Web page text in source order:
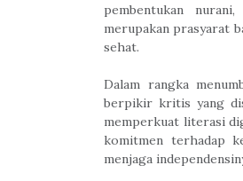
pembentukan
merupakan prasyarat
sehat.
Dalam rangka
berpikir kritis yang
memperkuat literasi
komitmen terhadap
menjaga